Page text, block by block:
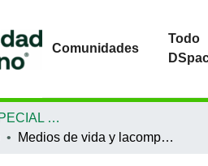
Comunidades
Todo
PROYECTO ESPECIAL DE GRADUACIÓN
Medios de vida y lacompensacion por servicios ambientales en El Zamorano